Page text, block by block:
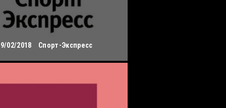
02/2018 Спорт-Экспресс